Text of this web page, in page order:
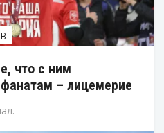
что с ним
– лицемерие